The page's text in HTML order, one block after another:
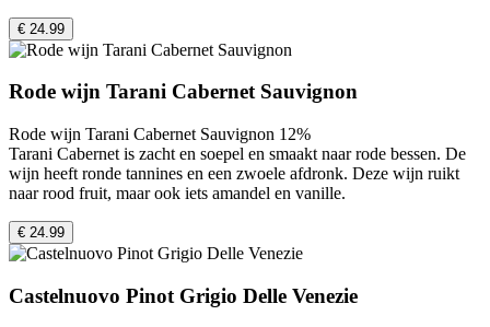
€ 24.99
Rode wijn Tarani Cabernet Sauvignon
Rode wijn Tarani Cabernet Sauvignon 12%
Tarani Cabernet is zacht en soepel en smaakt naar rode bessen. De
wijn heeft ronde tannines en een zwoele afdronk. Deze wijn ruikt
naar rood fruit, maar ook iets amandel en vanille.
€ 24.99
Castelnuovo Pinot Grigio Delle Venezie